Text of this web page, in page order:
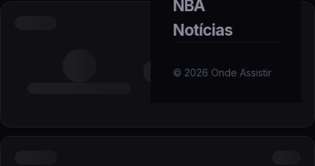
NBA
Notícias
© 2026 Onde Assistir